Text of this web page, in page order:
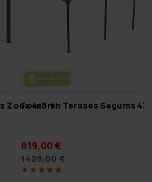
Zona 4x3m
BEZ­MAK­SAS PIE­GĀ­DE
Fornorth Terases Segums
819,00 €
1429,00 €